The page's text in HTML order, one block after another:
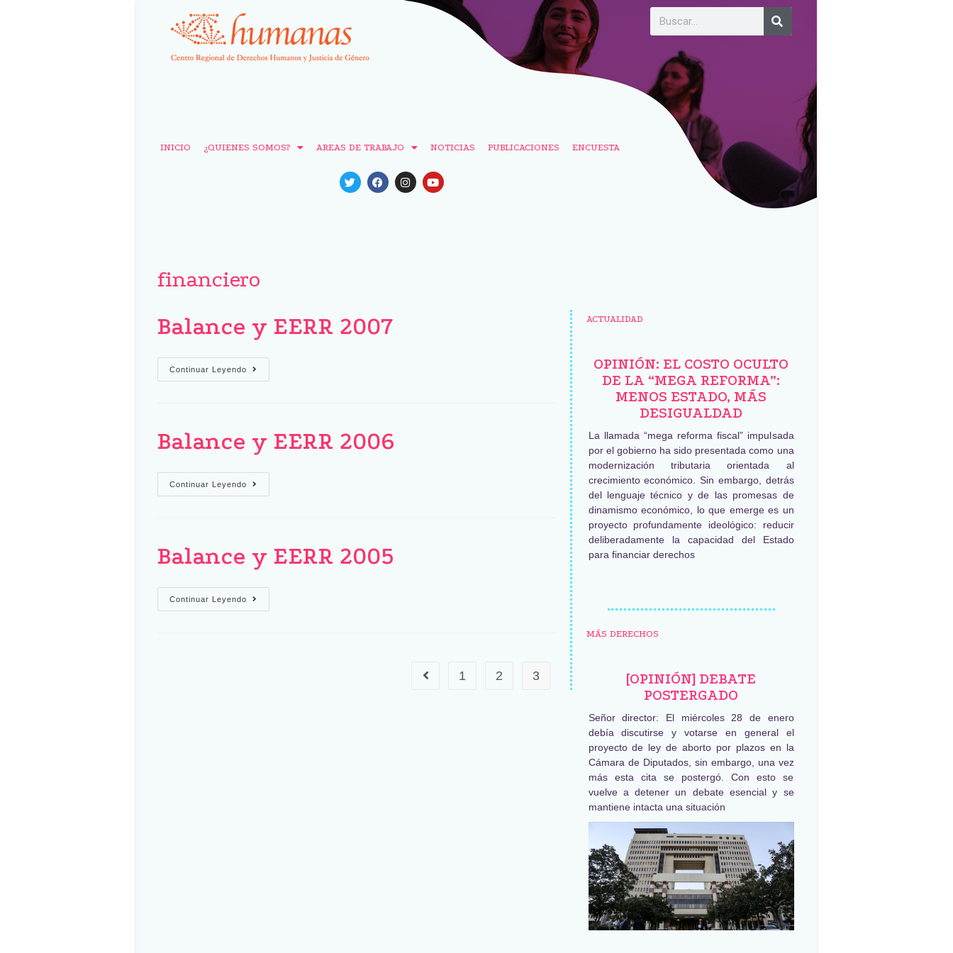
INICIO ¿QUIENES SOMOS? AREAS DE TRABAJO NOTICIAS PUBLICACIONES ENCUESTA
financiero
Balance y EERR 2007
Continuar Leyendo
Balance y EERR 2006
Continuar Leyendo
Balance y EERR 2005
Continuar Leyendo
1 2 3
ACTUALIDAD
OPINIÓN: EL COSTO OCULTO
DE LA “MEGA REFORMA”:
MENOS ESTADO, MÁS
DESIGUALDAD
La llamada “mega reforma fiscal” impulsada
por el gobierno ha sido presentada como una
modernización tributaria orientada al
crecimiento económico. Sin embargo, detrás
del lenguaje técnico y de las promesas de
dinamismo económico, lo que emerge es un
proyecto profundamente ideológico: reducir
deliberadamente la capacidad del Estado
para financiar derechos
MÁS DERECHOS
[OPINIÓN] DEBATE
POSTERGADO
Señor director: El miércoles 28 de enero
debía discutirse y votarse en general el
proyecto de ley de aborto por plazos en la
Cámara de Diputados, sin embargo, una vez
más esta cita se postergó. Con esto se
vuelve a detener un debate esencial y se
mantiene intacta una situación